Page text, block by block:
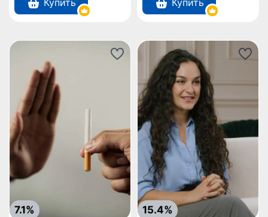
терапевтические
подходы
Купить Купить
7.1% 15.4%